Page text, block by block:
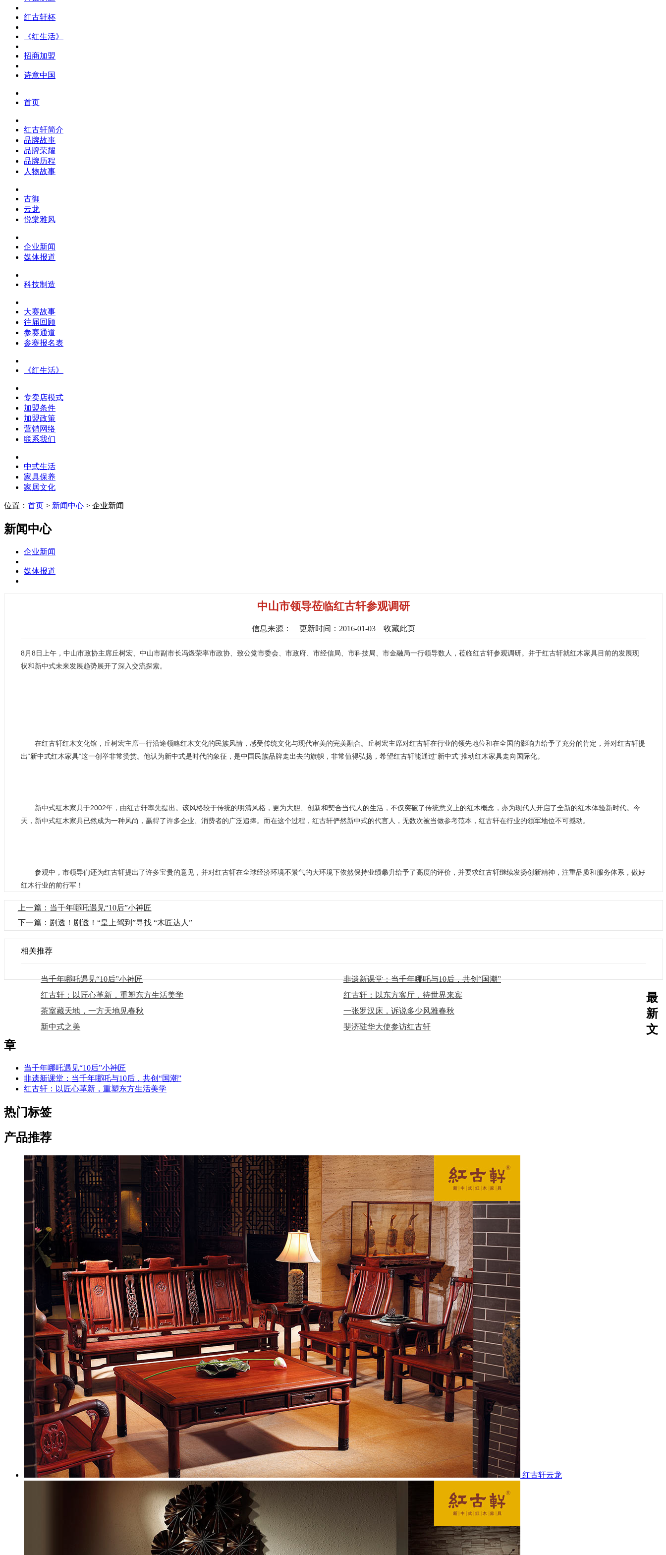
红古轩杯
《红生活》
招商加盟
诗意中国
首页
红古轩简介
品牌故事
品牌荣耀
品牌历程
人物故事
古御
云龙
悦棠雅风
企业新闻
媒体报道
科技制造
大赛故事
往届回顾
参赛通道
参赛报名表
《红生活》
专卖店模式
加盟条件
加盟政策
营销网络
联系我们
中式生活
家具保养
家居文化
位置： 首页 > 新闻中心 > 企业新闻
新闻中心
企业新闻
媒体报道
中山市领导莅临红古轩参观调研
信息来源： 更新时间：2016-01-03 收藏此页
8月8日上午，中山市政协主席丘树宏、中山市副市长冯煜荣率市政协、致公党市委会、市政府、市经信局、市科技局、市金融局一行领导数人，莅临红古轩参观调研。并于红古轩就红木家具目前的发展现
状和新中式未来发展趋势展开了深入交流探索。
在红古轩红木文化馆，丘树宏主席一行沿途领略红木文化的民族风情，感受传统文化与现代审美的完美融合。丘树宏主席对红古轩在行业的领先地位和在全国的影响力给予了充分的肯定，并对红古轩提
出“新中式红木家具”这一创举非常赞赏。他认为新中式是时代的象征，是中国民族品牌走出去的旗帜，非常值得弘扬，希望红古轩能通过“新中式”推动红木家具走向国际化。
新中式红木家具于2002年，由红古轩率先提出。该风格较于传统的明清风格，更为大胆、创新和契合当代人的生活，不仅突破了传统意义上的红木概念，亦为现代人开启了全新的红木体验新时代。今
天，新中式红木家具已然成为一种风尚，赢得了许多企业、消费者的广泛追捧。而在这个过程，红古轩俨然新中式的代言人，无数次被当做参考范本，红古轩在行业的领军地位不可撼动。
参观中，市领导们还为红古轩提出了许多宝贵的意见，并对红古轩在全球经济环境不景气的大环境下依然保持业绩攀升给予了高度的评价，并要求红古轩继续发扬创新精神，注重品质和服务体系，做好
红木行业的前行军！
上一篇：当千年哪吒遇见“10后”小神匠
下一篇：剧透！剧透！“皇上驾到”寻找 “木匠达人”
相关推荐
当千年哪吒遇见“10后”小神匠
非遗新课堂：当千年哪吒与10后，共创“国潮”
红古轩：以匠心革新，重塑东方生活美学
红古轩：以东方客厅，待世界来宾
茶室藏天地，一方天地见春秋
一张罗汉床，诉说多少风雅春秋
新中式之美
斐济驻华大使参访红古轩
最
新
文
章
当千年哪吒遇见“10后”小神匠
非遗新课堂：当千年哪吒与10后，共创“国潮”
红古轩：以匠心革新，重塑东方生活美学
热门标签
产品推荐
红古轩云龙